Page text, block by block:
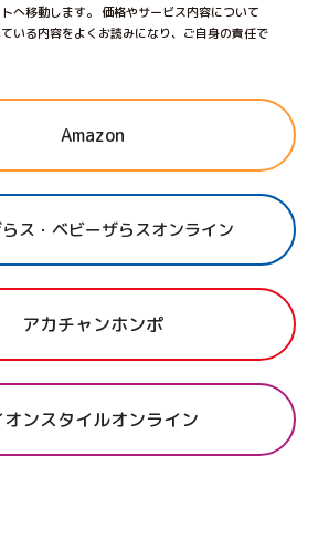
へ移動します。 価格やサービス内容について
いる内容をよくお読みになり、ご自身の責任で
Amazon
ス・ベビーザらスオンライン
アカチャンホンポ
オンスタイルオンライン